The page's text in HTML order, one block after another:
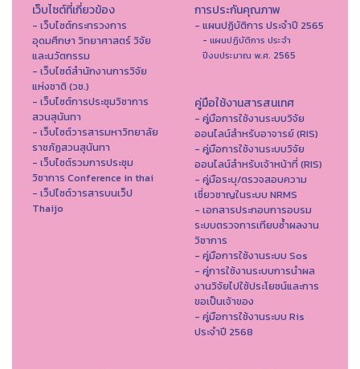
เว็บไซต์ที่เกี่ยวข้อง
- เว็บไซต์กระทรวงการ
อุดมศึกษา วิทยาศาสตร์ วิจัย
และนวัตกรรม
- เว็บไซต์สำนักงานการวิจัย
แห่งชาติ (วช.)
- เว็บไซต์การประชุมวิชาการ
สวนสุนันทา
- เว็บไซต์วารสารมหาวิทยาลัย
ราชภัฏสวนสุนันทา
- เว็บไซต์รวมการประชุม
วิชาการ Conference in thai
- เว็ปไซต์วารสารบนเว็ป
Thaijo
การประกันคุณภาพ
- แผนปฏิบัติการ ประจำปี 2565
- แผนปฏิบัติการ ประจำ
ปีงบประมาณ พ.ศ. 2565
คู่มือใช้งานสารสนเทศ
- คู่มือการใช้งานระบบวิจัย
ออนไลน์สำหรับอาจารย์ (RIS)
- คู่มือการใช้งานระบบวิจัย
ออนไลน์สำหรับเจ้าหน้าที่ (RIS)
- คู่มือระบุ/ตรวจสอบความ
เชี่ยวชาญในระบบ NRMS
- เอกสารประกอบการอบรม
ระบบตรวจการเทียบซ้ำผลงาน
วิชาการ
- คู่มือการใช้งานระบบ Sos
- คู่การใช้งานระบบการนำผล
งานวิจัยไปใช้ประโยชน์และการ
ขอเป็นเจ้าของ
- คู่มือการใช้งานระบบ Ris
ประจำปี 2568